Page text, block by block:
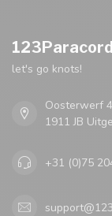
123Paracord
let's go knots!
Oosterwerf 4
1911 JB
+31 (0)75